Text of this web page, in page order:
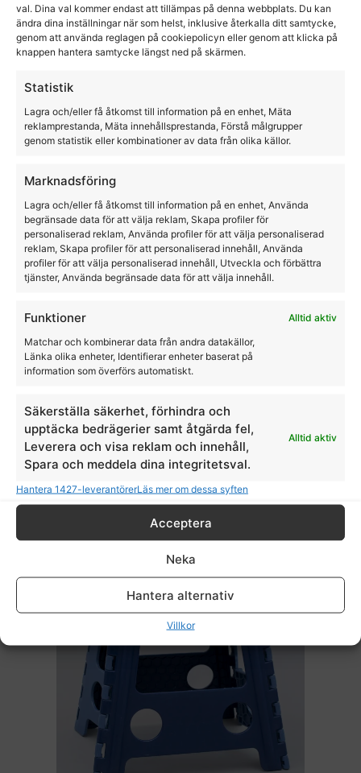
val. Dina val kommer endast att tillämpas på denna webbplats. Du kan
ändra dina inställningar när som helst, inklusive återkalla ditt samtycke,
genom att använda reglagen på cookiepolicyn eller genom att klicka på
knappen hantera samtycke längst ned på skärmen.
Statistik
Lagra och/eller få åtkomst till information på en enhet, Mäta
reklamprestanda, Mäta innehållsprestanda, Förstå målgrupper
genom statistik eller kombinationer av data från olika källor.
Marknadsföring
Lagra och/eller få åtkomst till information på en enhet, Använda
begränsade data för att välja reklam, Skapa profiler för
personaliserad reklam, Använda profiler för att välja personaliserad
reklam, Skapa profiler för att personaliserad innehåll, Använda
profiler för att välja personaliserad innehåll, Utveckla och förbättra
tjänster, Använda begränsade data för att välja innehåll.
Funktioner
Alltid aktiv
Matchar och kombinerar data från andra datakällor,
Länka olika enheter, Identifierar enheter baserat på
information som överförs automatiskt.
Säkerställa säkerhet, förhindra och
upptäcka bedrägerier samt åtgärda fel,
Leverera och visa reklam och innehåll,
Spara och meddela dina integritetsval.
Alltid aktiv
Hantera 1427-leverantörerLäs mer om dessa syften
Acceptera
Neka
Hantera alternativ
Villkor
Lami-Cell
639,00kr
Pavo Mobility 3Kg
Pavo
1979,00 kr